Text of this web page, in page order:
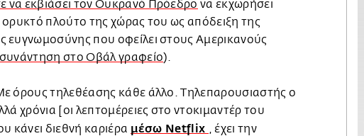
να εκβιάσει τον Ουκρανό Πρόεδρο να εκχωρήσει
πλούτο της χώρας του ως απόδειξη της
ευγνωμοσύνης που οφείλει στους Αμερικανούς
στο Οβάλ γραφείο).
όρους τηλεθέασης κάθε άλλο. Τηλεπαρουσιαστής ο
χρόνια [οι λεπτομέρειες στο ντοκιμαντέρ του
κάνει διεθνή καριέρα μέσω Netflix , έχει την